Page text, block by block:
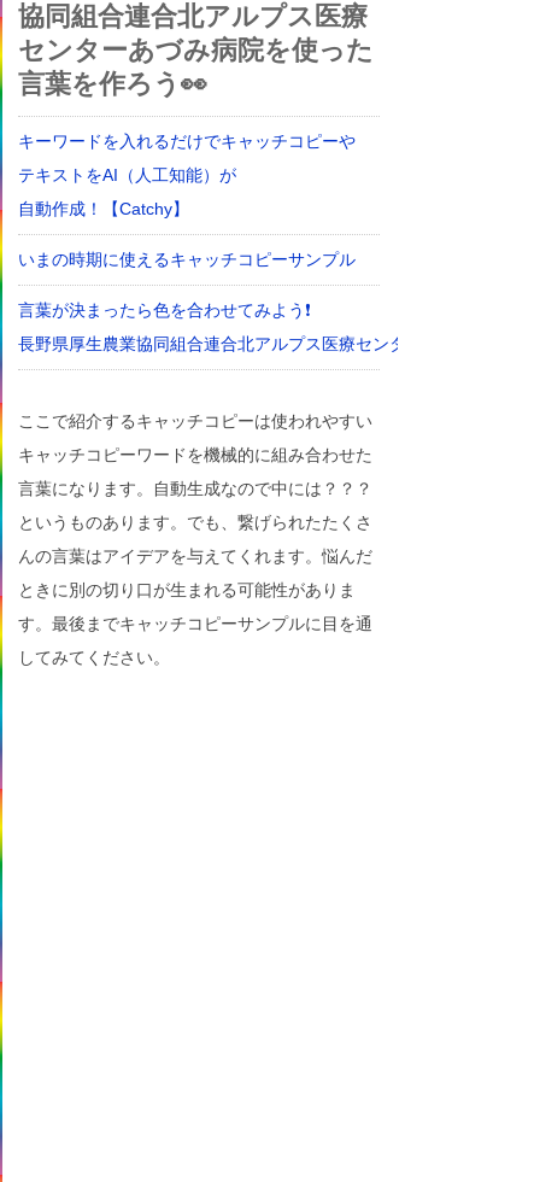
協同組合連合北アルプス医療
センターあづみ病院を使った
言葉を作ろう👀
キーワードを入れるだけでキャッチコピーや
テキストをAI（人工知能）が
自動作成！【Catchy】
いまの時期に使えるキャッチコピーサンプル
言葉が決まったら色を合わせてみよう❗
長野県厚生農業協同組合連合北アルプス医療センターあづみ病院の
ここで紹介するキャッチコピーは使われやすい
キャッチコピーワードを機械的に組み合わせた
言葉になります。自動生成なので中には？？？
というものあります。でも、繋げられたたくさ
んの言葉はアイデアを与えてくれます。悩んだ
ときに別の切り口が生まれる可能性がありま
す。最後までキャッチコピーサンプルに目を通
してみてください。